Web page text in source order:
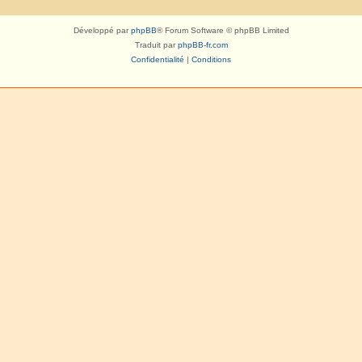
Développé parphpBB® Forum Software © phpBB Limited
Traduit parphpBB-fr.com
Confidentialité | Conditions